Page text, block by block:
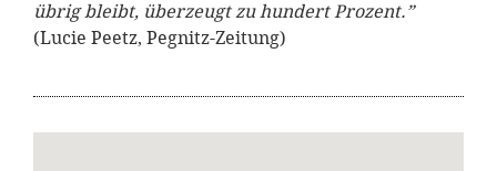
übrig bleibt, überzeugt zu hundert Prozent.”
(Lucie Peetz, Pegnitz-Zeitung)